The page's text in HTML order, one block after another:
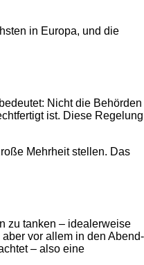
in Europa, und die
Nicht die Behörden
ist. Diese Regelung
Mehrheit stellen. Das
zu tanken – idealerweise
vor allem in den Abend-
– also eine